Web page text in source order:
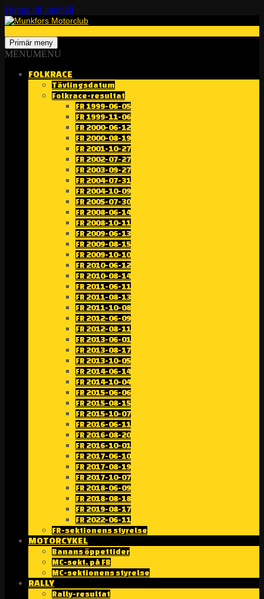
Hoppa till innehåll
Munkfors Motorclub
Primär meny
MENUMENU
FOLKRACE
Tävlingsdatum
Folkrace-resultat
FR 1999-06-05
FR 1999-11-06
FR 2000-06-12
FR 2000-08-19
FR 2001-10-27
FR 2002-07-27
FR 2003-09-27
FR 2004-07-31
FR 2004-10-09
FR 2005-07-30
FR 2008-06-14
FR 2008-10-11
FR 2009-06-13
FR 2009-08-15
FR 2009-10-10
FR 2010-06-12
FR 2010-08-14
FR 2011-06-11
FR 2011-08-13
FR 2011-10-08
FR 2012-06-09
FR 2012-08-11
FR 2013-06-01
FR 2013-08-17
FR 2013-10-05
FR 2014-06-14
FR 2014-10-04
FR 2015-06-06
FR 2015-08-15
FR 2015-10-07
FR 2016-06-11
FR 2016-08-20
FR 2016-10-01
FR 2017-06-10
FR 2017-08-19
FR 2017-10-07
FR 2018-06-09
FR 2018-08-18
FR 2019-08-17
FR 2022-06-11
FR-sektionens styrelse
MOTORCYKEL
Banans öppettider
MC-sekt. på FB
MC-sektionens styrelse
RALLY
Rally-resultat